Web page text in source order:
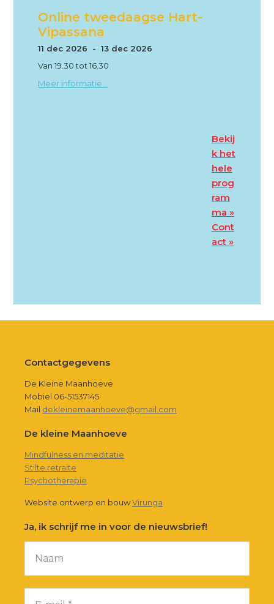
Online tweedaagse Hart-
Vipassana
11 dec 2026 - 13 dec 2026
Van 19.30 tot 16.30
Meer informatie...
Bekij
k het
hele
prog
ram
ma »
Cont
act »
Footer
Contactgegevens
De Kleine Maanhoeve
Mobiel 06-51537145
Mail dekleinemaanhoeve@gmail.com
De kleine Maanhoeve
Mindfulness en meditatie
Stilte retraite
Psychotherapie
Website ontwerp en bouwVirunga
Ja, ik schrijf me in voor de nieuwsbrief!